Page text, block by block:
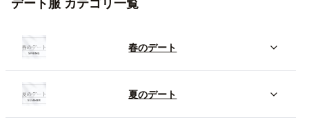
デート服 カテゴリ一覧
春のデート
夏のデート